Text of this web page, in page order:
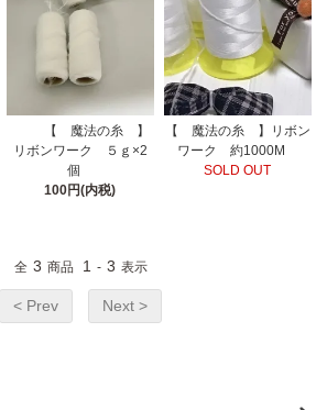
【 魔法の糸 】
リボンワーク ５ｇ×2
個
100円(内税)
【 魔法の糸 】リボン
ワーク 約1000M
SOLD OUT
全 3 商品 1 - 3 表示
< Prev Next >